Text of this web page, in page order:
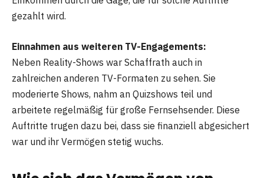
gezahlt wird.
Einnahmen aus weiteren TV-Engagements:
Neben Reality-Shows war Schaffrath auch in
zahlreichen anderen TV-Formaten zu sehen. Sie
moderierte Shows, nahm an Quizshows teil und
arbeitete regelmäßig für große Fernsehsender. Diese
Auftritte trugen dazu bei, dass sie finanziell abgesichert
war und ihr Vermögen stetig wuchs.